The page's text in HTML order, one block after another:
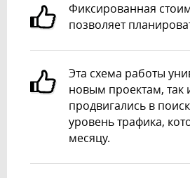
Фиксированная
позволяет
Эта схема работы
новым проектам, так
продвигались в
уровень трафика,
месяцу.